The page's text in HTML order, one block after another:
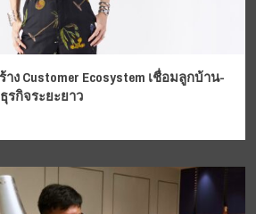
ร้าง Customer Ecosystem เชื่อมลูกบ้าน-
กิจระยะยาว